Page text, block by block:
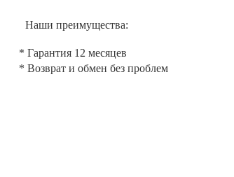
Наши преимущества:
* Гарантия 12 месяцев
* Возврат и обмен без проблем